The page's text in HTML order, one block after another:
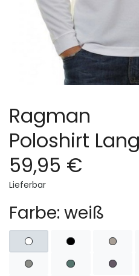
Ragman
Poloshirt
59,95 €
Lieferbar
Farbe: weiß